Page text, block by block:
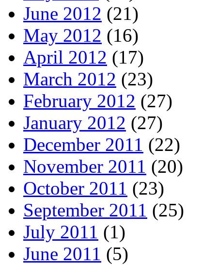
June 2012 (21)
May 2012 (16)
April 2012 (17)
March 2012 (23)
February 2012 (27)
January 2012 (27)
December 2011 (22)
November 2011 (20)
October 2011 (23)
September 2011 (25)
July 2011 (1)
June 2011 (5)